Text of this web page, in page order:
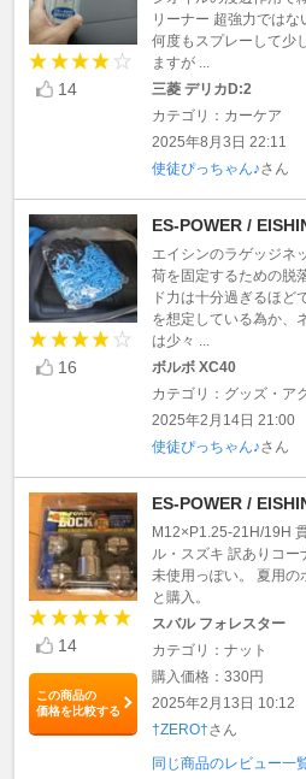
14
リーナー 超強力では
何度もスプレーして少
ますが ...
三菱 デリカD:2
カテゴリ：カーケア
2025年8月3日 22:11
使徒ぴっちゃん♪さん
16
ES-POWER /
エイシンのラゲッジネ
荷を固定するための脱
ド力は十分過ぎるほど
を想定している為か、
は少々 ...
ボルボ XC40
カテゴリ：グッズ・ア
2025年2月14日 21:00
使徒ぴっちゃん♪さん
14
この商品の
価格を比較する
ES-POWER /
M12×P1.25-21H/19H
ル・スズキ 訳ありコ
未使用っぽい。 夏用の
と購入。
スバル フォレスター
カテゴリ：ナット
購入価格：330円
2025年2月13日 10:12
†ZERO†さん
同じ商品のレビュー一